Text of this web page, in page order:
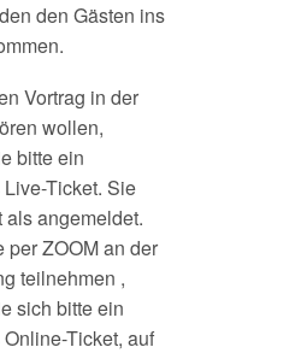
den Gästen ins
Vortrag in der
wollen,
bitte ein
Ticket. Sie
als angemeldet.
per ZOOM an der
teilnehmen ,
sich bitte ein
Ticket, auf